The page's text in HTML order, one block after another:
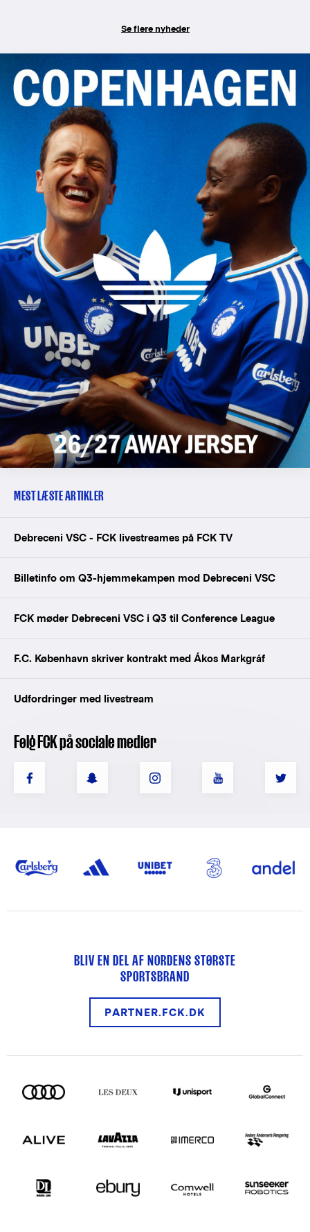
Se flere nyheder
MEST LÆSTE ARTIKLER
Debreceni VSC - FCK livestreames på FCK TV
Billetinfo om Q3-hjemmekampen mod Debreceni VSC
FCK møder Debreceni VSC i Q3 til Conference League
F.C. København skriver kontrakt med Ákos Markgráf
Udfordringer med livestream
Følg FCK på sociale medier
BLIV EN DEL AF NORDENS STØRSTE
SPORTSBRAND
PARTNER.FCK.DK